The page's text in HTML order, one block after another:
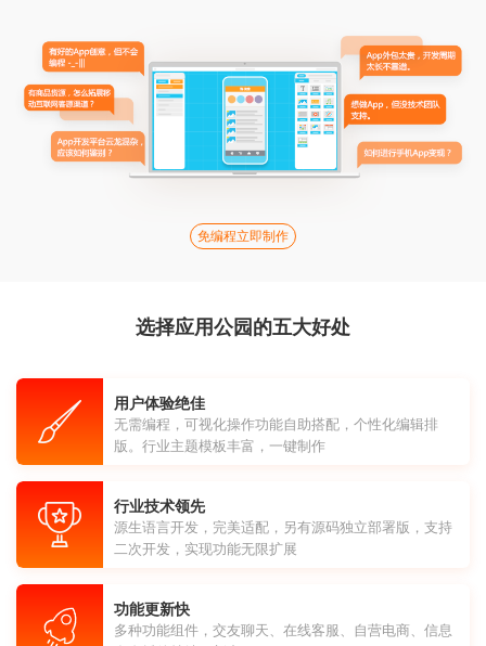
免编程立即制作
选择应用公园的五大好处
用户体验绝佳
无需编程，可视化操作功能自助搭配，个性化编辑排
版。行业主题模板丰富，一键制作
行业技术领先
源生语言开发，完美适配，另有源码独立部署版，支持
二次开发，实现功能无限扩展
功能更新快
多种功能组件，交友聊天、在线客服、自营电商、信息